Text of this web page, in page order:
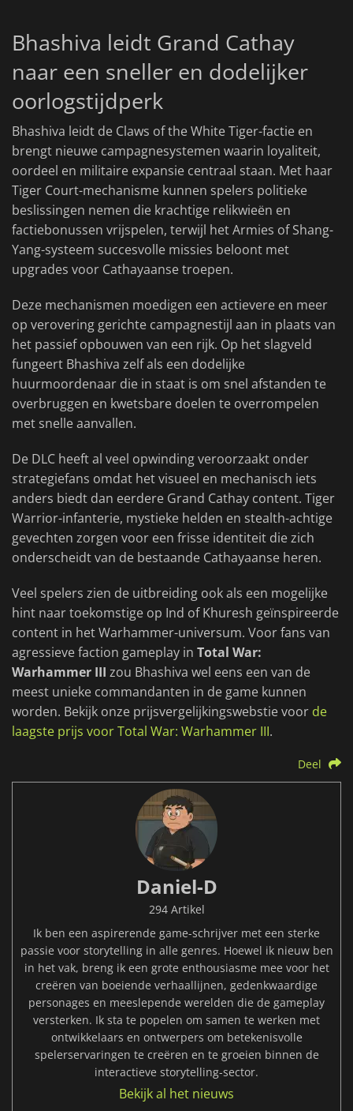
Bhashiva leidt Grand Cathay
naar een sneller en dodelijker
oorlogstijdperk
Bhashiva leidt de Claws of the White Tiger-factie en
brengt nieuwe campagnesystemen waarin loyaliteit,
oordeel en militaire expansie centraal staan. Met haar
Tiger Court-mechanisme kunnen spelers politieke
beslissingen nemen die krachtige relikwieën en
factiebonussen vrijspelen, terwijl het Armies of Shang-
Yang-systeem succesvolle missies beloont met
upgrades voor Cathayaanse troepen.
Deze mechanismen moedigen een actievere en meer
op verovering gerichte campagnestijl aan in plaats van
het passief opbouwen van een rijk. Op het slagveld
fungeert Bhashiva zelf als een dodelijke
huurmoordenaar die in staat is om snel afstanden te
overbruggen en kwetsbare doelen te overrompelen
met snelle aanvallen.
De DLC heeft al veel opwinding veroorzaakt onder
strategiefans omdat het visueel en mechanisch iets
anders biedt dan eerdere Grand Cathay content. Tiger
Warrior-infanterie, mystieke helden en stealth-achtige
gevechten zorgen voor een frisse identiteit die zich
onderscheidt van de bestaande Cathayaanse heren.
Veel spelers zien de uitbreiding ook als een mogelijke
hint naar toekomstige op Ind of Khuresh geïnspireerde
content in het Warhammer-universum. Voor fans van
agressieve faction gameplay in Total War:
Warhammer III zou Bhashiva wel eens een van de
meest unieke commandanten in de game kunnen
worden. Bekijk onze prijsvergelijkingswebstie voor de
laagste prijs voor Total War: Warhammer III.
Deel
Daniel-D
294 Artikel
Ik ben een aspirerende game-schrijver met een sterke
passie voor storytelling in alle genres. Hoewel ik nieuw ben
in het vak, breng ik een grote enthousiasme mee voor het
creëren van boeiende verhaallijnen, gedenkwaardige
personages en meeslepende werelden die de gameplay
versterken. Ik sta te popelen om samen te werken met
ontwikkelaars en ontwerpers om betekenisvolle
spelerservaringen te creëren en te groeien binnen de
interactieve storytelling-sector.
Bekijk al het nieuws